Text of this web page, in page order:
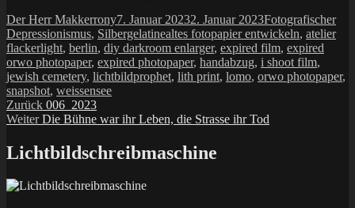
Autor
Der Herr MakkerronyVeröffentlicht
am
7. Januar 20232. Januar 2023Kategorien
Fotografischer
Depressionismus, SilbergelatineSchlagwörter
altes fotopapier entwickeln, atelier
flackerlight, berlin, diy darkroom enlarger, expired film, expired
orwo photopaper, expired photopaper, handabzug, i shoot film,
jewish cemetery, lichtbildprophet, lith print, lomo, orwo photopaper,
snapshot, weissensee
Beitragsnavigation
Zurück Vorheriger
Beitrag:
006_2023
Weiter Nächster
Die Bühne war ihr Leben, die Strasse ihr Tod
Lichtbildschreibmaschine